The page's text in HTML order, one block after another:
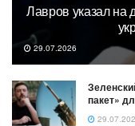
Лавров указал на
29.07.2026
пакет»